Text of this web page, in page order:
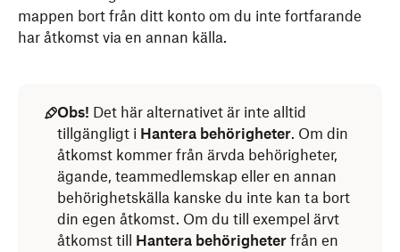
mappen bort från ditt konto om du inte fortfarande
har åtkomst via en annan källa.
Obs! Det här alternativet är inte alltid
tillgängligt i Hantera behörigheter. Om din
åtkomst kommer från ärvda behörigheter,
ägande, teammedlemskap eller en annan
behörighetskälla kanske du inte kan ta bort
din egen åtkomst. Om du till exempel ärvt
åtkomst till Hantera behörigheter från en